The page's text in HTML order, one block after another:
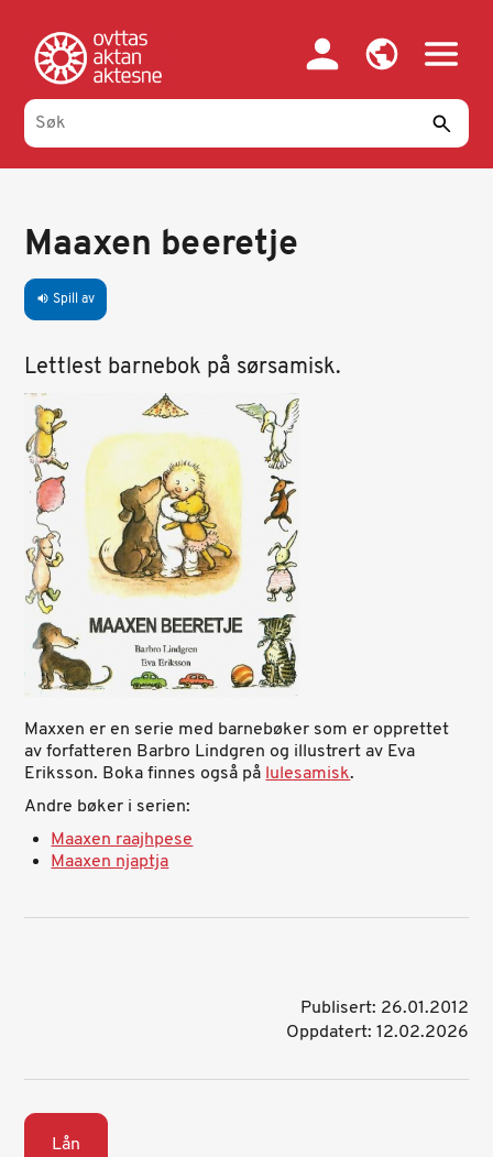
hovedinnhold
Maaxen beeretje
volume_up Spill av
Lettlest barnebok på sørsamisk.
Maxxen er en serie med barnebøker som er opprettet
av forfatteren Barbro Lindgren og illustrert av Eva
Eriksson. Boka finnes også pålulesamisk.
Andre bøker i serien:
Maaxen raajhpese
Maaxen njaptja
Publisert: 26.01.2012
Oppdatert: 12.02.2026
Lån